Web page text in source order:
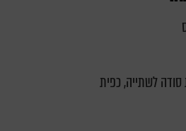
לשתייה, כפית